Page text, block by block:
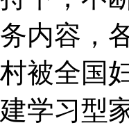
务内容，
村被全国
建学习型